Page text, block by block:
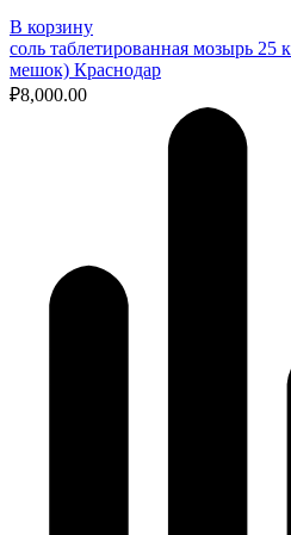
В корзину
соль таблетированная мозырь 25
мешок) Краснодар
₽8,000.00